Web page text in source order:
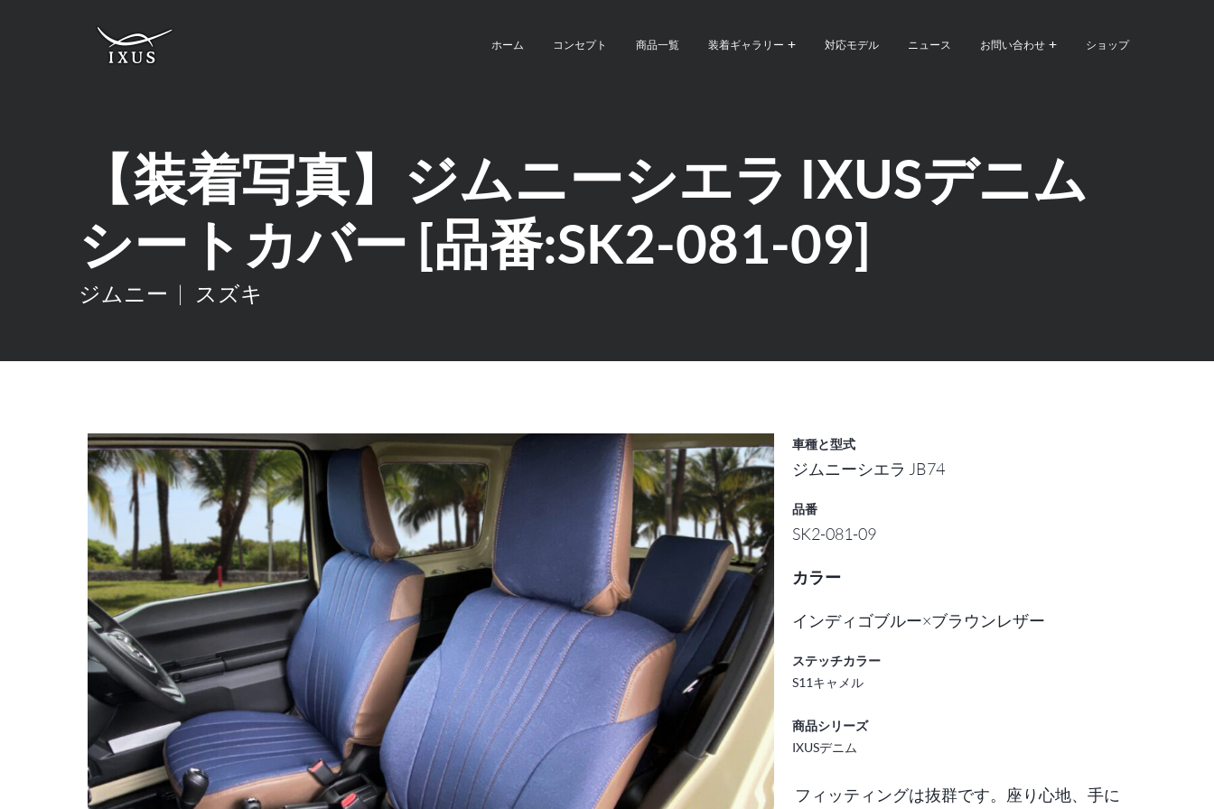
ホーム コンセプト 商品一覧 装着ギャラリー 対応モデル ニュース お問い合わせ ショップ
【装着写真】ジムニーシエラ IXUSデニム
シートカバー [品番:SK2-081-09]
ジムニー スズキ
車種と型式
ジムニーシエラ JB74
品番
SK2-081-09
カラー
インディゴブルー×ブラウンレザー
ステッチカラー
S11キャメル
商品シリーズ
IXUSデニム
フィッティングは抜群です。座り心地、手に